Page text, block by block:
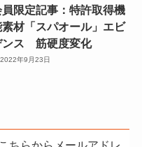
員限定記事：特許取得機
素材「スパオール」エビ
ンス 筋硬度変化
2022年9月23日